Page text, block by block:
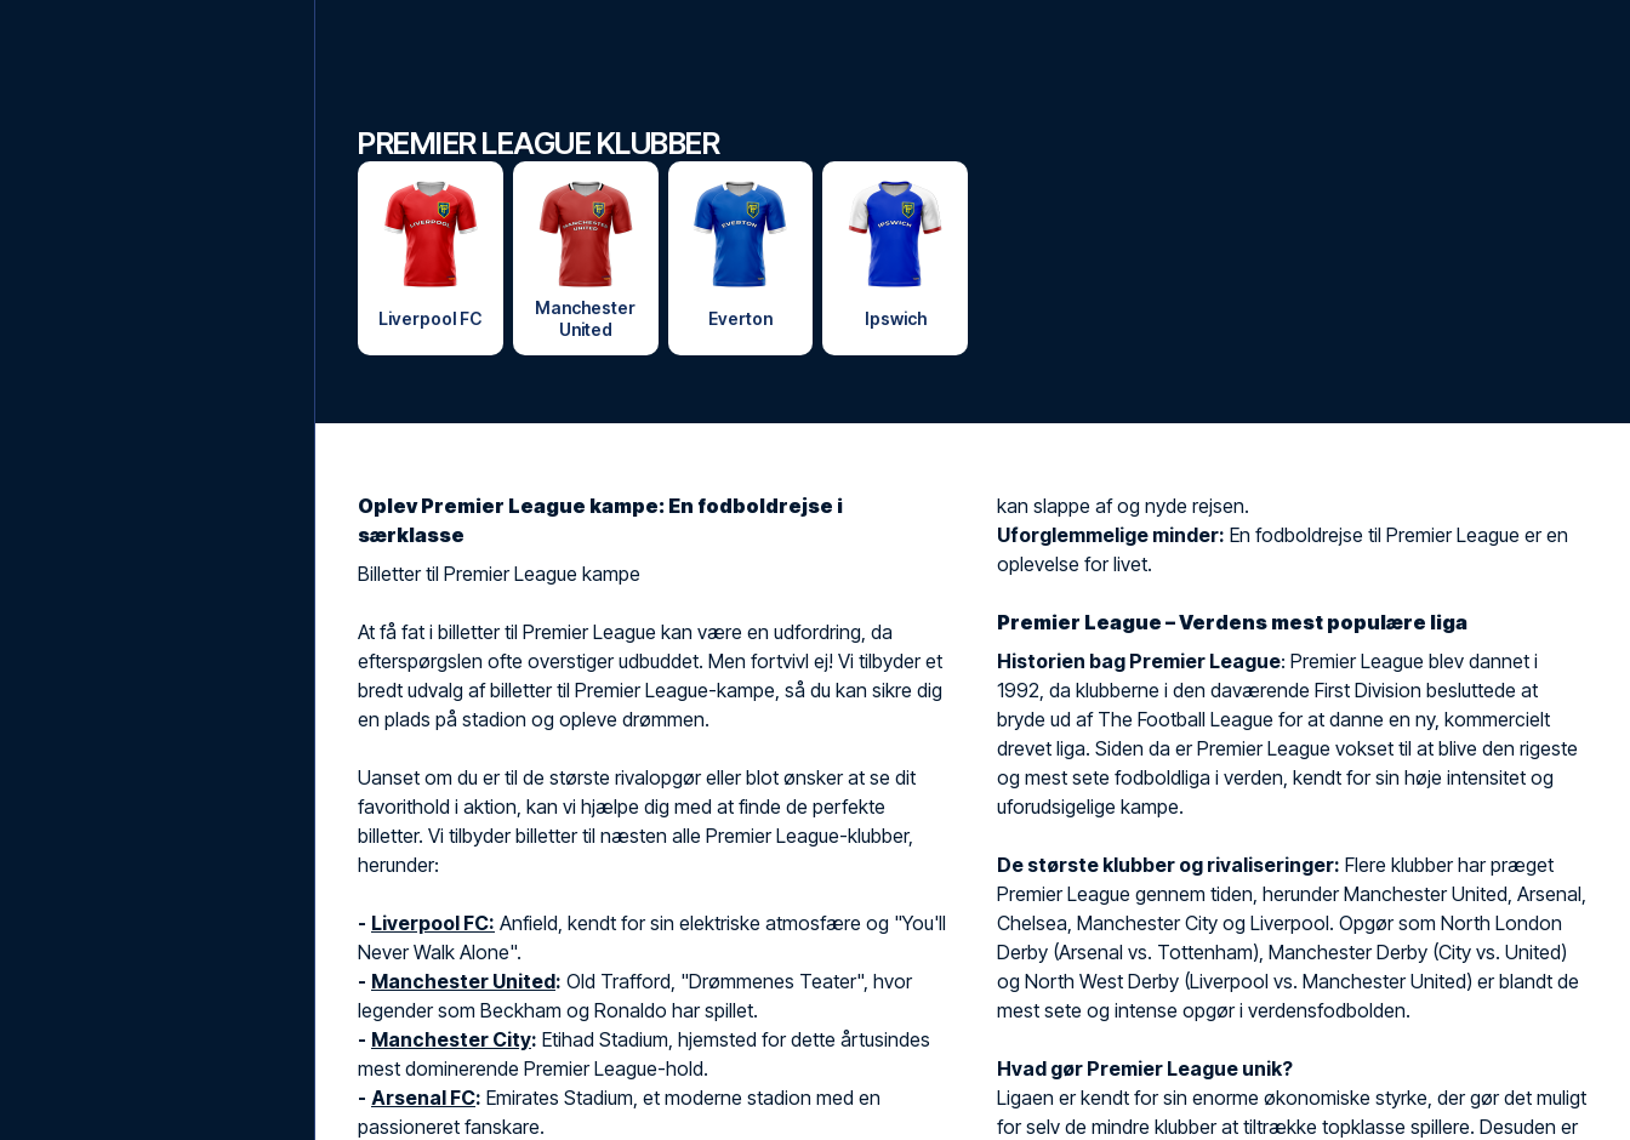
PREMIER LEAGUE KLUBBER
Liverpool FC
Manchester
United
Everton Ipswich
Oplev Premier League kampe: En fodboldrejse i
særklasse
Billetter til Premier League kampe
At få fat i billetter til Premier League kan være en udfordring, da
efterspørgslen ofte overstiger udbuddet. Men fortvivl ej! Vi tilbyder et
bredt udvalg af billetter til Premier League-kampe, så du kan sikre dig
en plads på stadion og opleve drømmen.
Uanset om du er til de største rivalopgør eller blot ønsker at se dit
favorithold i aktion, kan vi hjælpe dig med at finde de perfekte
billetter. Vi tilbyder billetter til næsten alle Premier League-klubber,
herunder:
- Liverpool FC: Anfield, kendt for sin elektriske atmosfære og "You'll
Never Walk Alone".
- Manchester United: Old Trafford, "Drømmenes Teater", hvor
legender som Beckham og Ronaldo har spillet.
- Manchester City: Etihad Stadium, hjemsted for dette årtusindes
mest dominerende Premier League-hold.
- Arsenal FC: Emirates Stadium, et moderne stadion med en
passioneret fanskare.
kan slappe af og nyde rejsen.
Uforglemmelige minder: En fodboldrejse til Premier League er en
oplevelse for livet.
Premier League – Verdens mest populære liga
Historien bag Premier League: Premier League blev dannet i
1992, da klubberne i den daværende First Division besluttede at
bryde ud af The Football League for at danne en ny, kommercielt
drevet liga. Siden da er Premier League vokset til at blive den rigeste
og mest sete fodboldliga i verden, kendt for sin høje intensitet og
uforudsigelige kampe.
De største klubber og rivaliseringer: Flere klubber har præget
Premier League gennem tiden, herunder Manchester United, Arsenal,
Chelsea, Manchester City og Liverpool. Opgør som North London
Derby (Arsenal vs. Tottenham), Manchester Derby (City vs. United)
og North West Derby (Liverpool vs. Manchester United) er blandt de
mest sete og intense opgør i verdensfodbolden.
Hvad gør Premier League unik?
Ligaen er kendt for sin enorme økonomiske styrke, der gør det muligt
for selv de mindre klubber at tiltrække topklasse spillere. Desuden er